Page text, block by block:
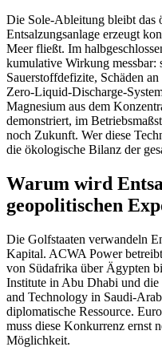
Die Sole-Ableitung bleibt das
Entsalzungsanlage erzeugt
Meer fließt. Im
kumulative Wirkung messbar:
Sauerstoffdefizite, Schäden
Zero-Liquid-Discharge-
Magnesium aus dem
demonstriert, im
noch Zukunft. Wer diese
die ökologische Bilanz der
Warum wird
geopolitischen
Die Golfstaaten verwandeln
Kapital. ACWA Power
von Südafrika über Ägypten
Institute in Abu Dhabi und
and Technology in Saudi-
diplomatische Ressource.
muss diese Konkurrenz ernst
Möglichkeit.